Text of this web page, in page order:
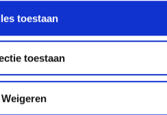
toestaan
toestaan
Weigeren
overtuiging nu zorgt voor een
echt een traumatische jeugd
je doet wat je nu doet of je
je dan een kort socratisch
worden de waarom-vraag en
om bij de kern van je
zorgt dat je nu een probleem